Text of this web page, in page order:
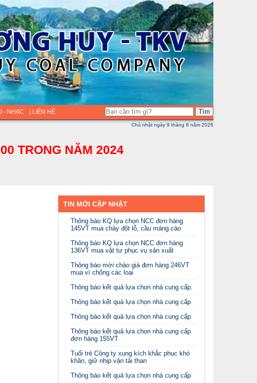
- NHẠC | LIÊN HỆ Tìm
Chủ nhật ngày 9 tháng 8 năm 2026
TRONG NĂM 2024
TIN MỚI CẬP NHẬT
Thông báo KQ lựa chọn NCC đơn hàng
145VT mua chày đột lỗ, cầu máng cào
Thông báo KQ lựa chọn NCC đơn hàng
136VT mua vật tư phục vụ sản xuất
Thông báo mời chào giá đơn hàng 246VT
mua vì chống các loại
Thông báo kết quả lựa chọn nhà cung cấp.
Thông báo kết quả lựa chọn nhà cung cấp
Thông báo kết quả lựa chọn nhà cung cấp.
Thông báo kết quả lựa chọn nhà cung cấp
đơn hàng 155VT
Tuổi trẻ Công ty xung kích khắc phục khó
khăn, giữ nhịp vận tải than
Thông báo kết quả lựa chọn nhà cung cấp